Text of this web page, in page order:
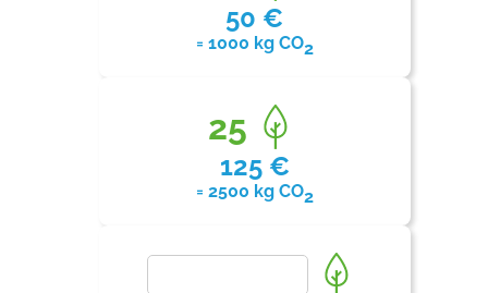
50 €
= 1000 kg CO2
25
125 €
= 2500 kg CO2